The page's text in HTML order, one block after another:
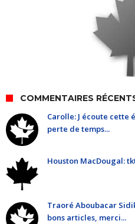
COMMENTAIRES
Carolle: J écoute cette
perte de temps...
Houston MacDougal:
Traoré Aboubacar
bons articles, merci...